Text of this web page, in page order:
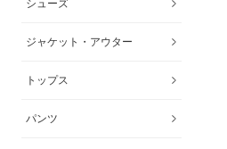
シューズ
ジャケット・アウター
トップス
パンツ